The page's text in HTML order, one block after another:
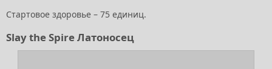
Стартовое здоровье – 75 единиц.
Slay the Spire Латоносец